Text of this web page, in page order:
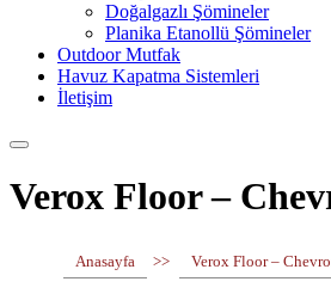
Doğalgazlı Şömineler
Planika Etanollü Şömineler
Outdoor Mutfak
Havuz Kapatma Sistemleri
İletişim
Verox Floor –
Anasayfa >> Verox Floor –